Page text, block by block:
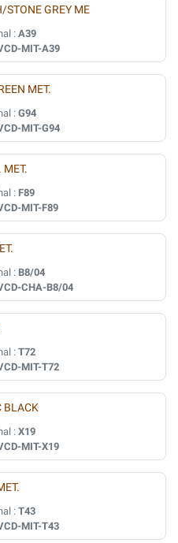
STONE GREY ME
: A39
MIT-A39
MET.
: G94
MIT-G94
MET.
: F89
MIT-F89
: B8/04
CHA-B8/04
: T72
MIT-T72
BLACK
: X19
MIT-X19
: T43
MIT-T43